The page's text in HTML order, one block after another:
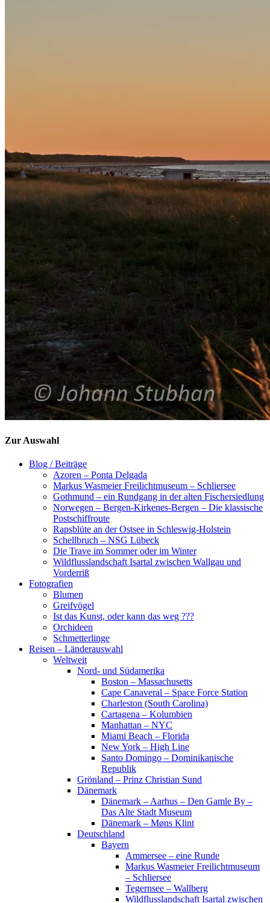
Zur Auswahl
Blog / Beiträge
Azoren – Ponta Delgada
Markus Wasmeier Freilichtmuseum – Schliersee
Gothmund – ein Rundgang in der alten Fischersiedlung
Norwegen – Bergen-Kirkenes-Bergen – Die klassische
Postschiffroute
Rapsblüte an der Ostsee in Schleswig-Holstein
Schellbruch – NSG Lübeck
Die Trave im Sommer oder im Winter
Wildflusslandschaft Isartal zwischen Wallgau und
Vorderriß
Fotografien
Blumen
Greifvögel
Ist das Kunst, oder kann das weg ???
Orchideen
Schmetterlinge
Reisen – Länderauswahl
Weltweit
Nord- und Südamerika
Boston – Massachusetts
Cape Canaveral – Space Force Station
Charleston (South Carolina)
Cartagena – Kolumbien
Manhattan – NYC
Miami Beach – Florida
New York – High Line
Santo Domingo – Dominikanische
Republik
Grönland – Prinz Christian Sund
Dänemark
Dänemark – Aarhus – Den Gamle By –
Das Alte Stadt Museum
Dänemark – Møns Klint
Deutschland
Bayern
Ammersee – eine Runde
Markus Wasmeier Freilichtmuseum
– Schliersee
Tegernsee – Wallberg
Wildflusslandschaft Isartal zwischen